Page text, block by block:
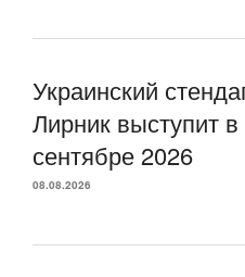
Украинский
Лирник выступит
сентябре 2026
08.08.2026